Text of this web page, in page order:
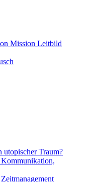
Mission Leitbild
Traum?